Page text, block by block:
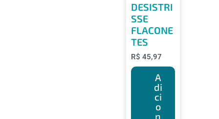
DESISTRI
SSE
FLACONE
TES
R$ 45,97
A
di
ci
o
n